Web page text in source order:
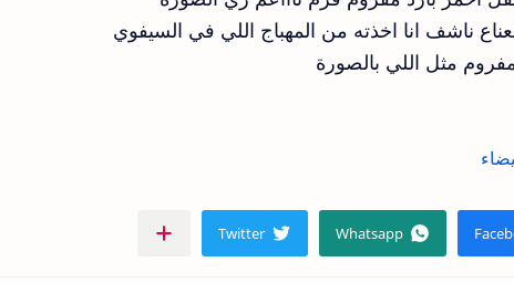
ناشف انا اخذته من المهباج اللي في السيفوي
مثل اللي بالصورة